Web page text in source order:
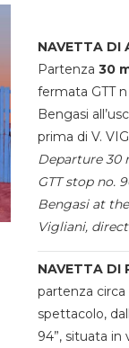
NAVETTA DI
Partenza 30
fermata GTT
Bengasi
prima di V.
Departure 30
GTT stop no.
Bengasi at
Vigliani,
NAVETTA DI
partenza circa
spettacolo,
94”, situata in